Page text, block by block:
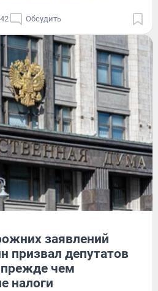
Обсудить
заявлений
призвал депутатов
чем
налоги